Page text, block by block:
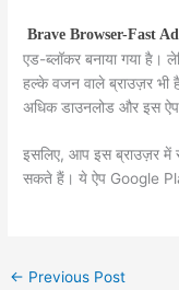
Brave Browser-Fast
एड-ब्लॉकर बनाया गया
हल्के वजन वाले ब्राउज़र भी
अधिक डाउनलोड और इस
इसलिए, आप इस ब्राउज़र
सकते हैं। ये ऐप Google
← Previous Post